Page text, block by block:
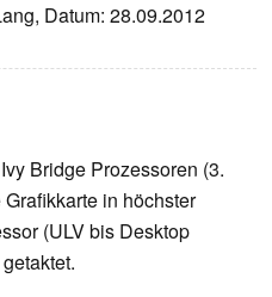
Datum: 28.09.2012
Bridge Prozessoren (3.
in höchster
(ULV bis Desktop